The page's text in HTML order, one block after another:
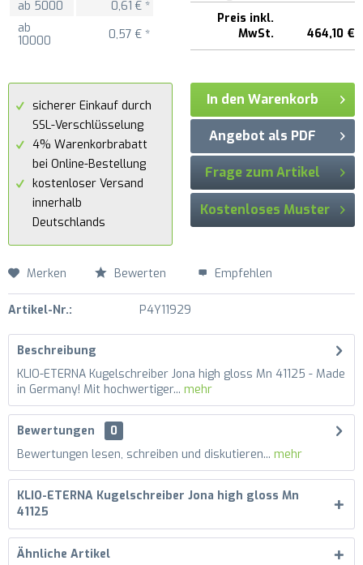
ab 5000
0,61 € *
ab
10000
0,57 € *
Preis inkl.
MwSt.
464,10 €
sicherer Einkauf durch
SSL-Verschlüsselung
4% Warenkorbrabatt
bei Online-Bestellung
kostenloser Versand
innerhalb
Deutschlands
In den Warenkorb
Angebot als PDF
Frage zum Artikel
Kostenloses Muster
Merken Bewerten Empfehlen
Artikel-Nr.: P4Y11929
Beschreibung
KLIO-ETERNA Kugelschreiber Jona high gloss Mn 41125 - Made
in Germany! Mit hochwertiger... mehr
Bewertungen
0
Bewertungen lesen, schreiben und diskutieren... mehr
KLIO-ETERNA Kugelschreiber Jona high gloss Mn
41125
Ähnliche Artikel